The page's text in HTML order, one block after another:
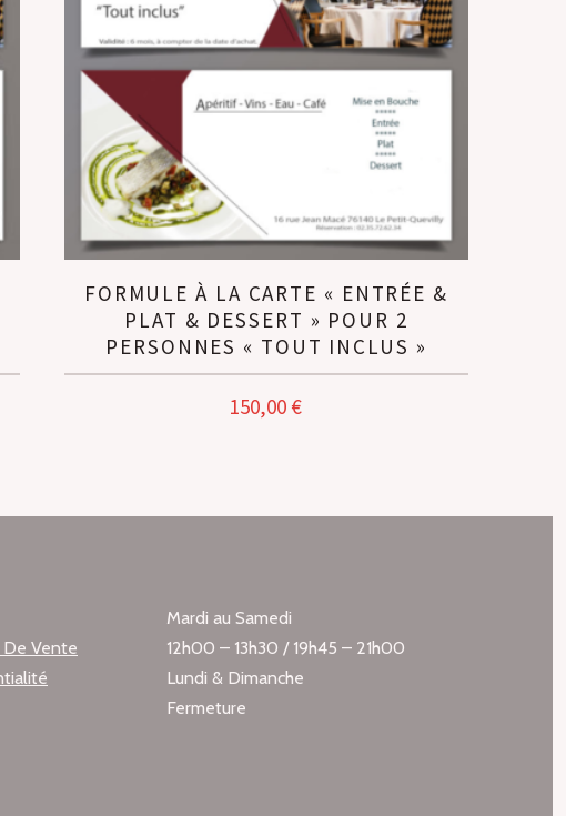
FORMULE À LA CARTE « ENTRÉE &
PLAT & DESSERT » POUR 2
PERSONNES « TOUT INCLUS »
150,00 €
Vente
Mardi au Samedi
12h00 – 13h30 / 19h45 – 21h00
Lundi & Dimanche
Fermeture